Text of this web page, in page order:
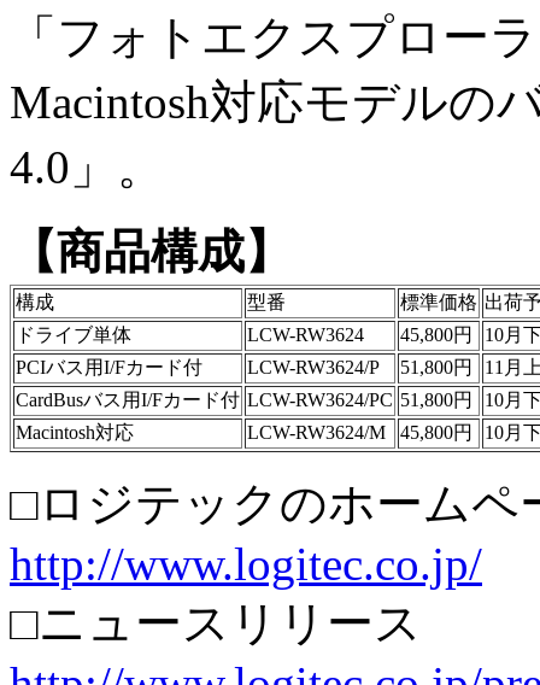
「フォトエクスプロー
Macintosh対応モデルの
4.0」。
【商品構成】
構成 型番 標準価格 出荷
ドライブ単体
LCW-RW3624 45,800円
10月
PCIバス用I/Fカード付
LCW-RW3624/P 51,800円
11月
CardBusバス用I/Fカード付 LCW-RW3624/PC 51,800円
10月
Macintosh対応
LCW-RW3624/M 45,800円 10月
□ロジテックのホームペ
http://www.logitec.co.jp/
□ニュースリリース